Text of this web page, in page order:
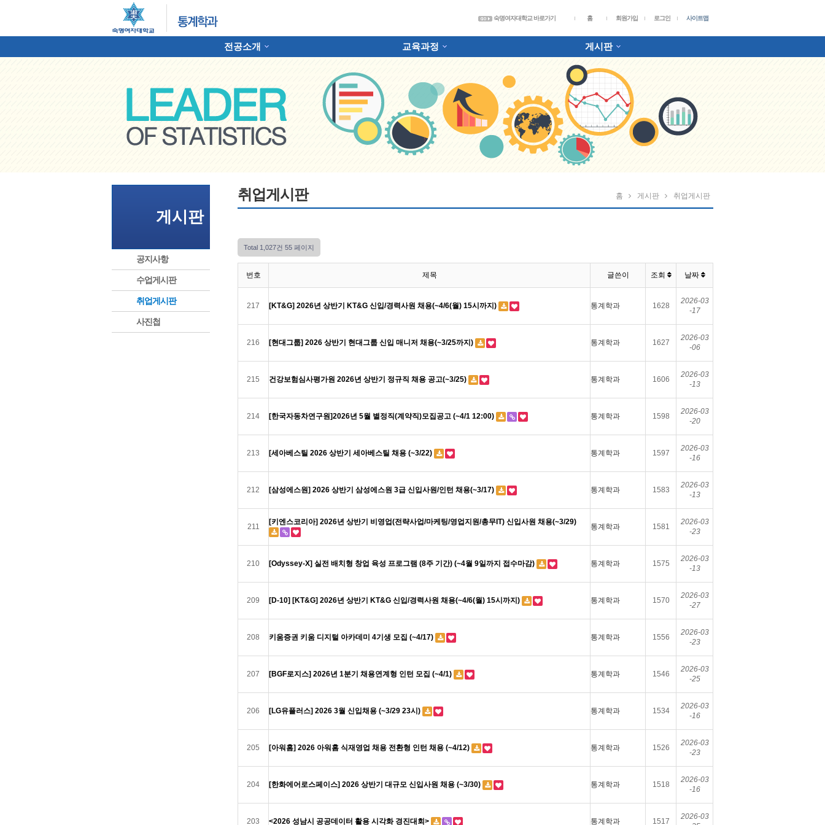
숙명여자대학교 바로가기 홈 회원가입 로그인 사이트맵
전공소개 교육과정 게시판
게시판
공지사항
수업게시판
취업게시판
사진첩
취업게시판 홈 게시판 취업게시판
Total 1,027건 55 페이지
번호 제목 글쓴이 조회 날짜
217 [KT&G] 2026년 상반기 KT&G 신입/경력사원 채용(~4/6(월) 15시까지) 통계학과 1628
2026-03
-17
216 [현대그룹] 2026 상반기 현대그룹 신입 매니저 채용(~3/25까지) 통계학과 1627
2026-03
-06
215 건강보험심사평가원 2026년 상반기 정규직 채용 공고(~3/25) 통계학과 1606
2026-03
-13
214 [한국자동차연구원]2026년 5월 별정직(계약직)모집공고 (~4/1 12:00) 통계학과 1598
2026-03
-20
213 [세아베스틸 2026 상반기 세아베스틸 채용 (~3/22) 통계학과 1597
2026-03
-16
212 [삼성에스원] 2026 상반기 삼성에스원 3급 신입사원/인턴 채용(~3/17) 통계학과 1583
2026-03
-13
211
[키엔스코리아] 2026년 상반기 비영업(전략사업/마케팅/영업지원/총무IT) 신입사원 채용(~3/29)
통계학과 1581
2026-03
-23
210 [Odyssey-X] 실전 배치형 창업 육성 프로그램 (8주 기간) (~4월 9일까지 접수마감) 통계학과 1575
2026-03
-13
209 [D-10] [KT&G] 2026년 상반기 KT&G 신입/경력사원 채용(~4/6(월) 15시까지) 통계학과 1570
2026-03
-27
208 키움증권 키움 디지털 아카데미 4기생 모집 (~4/17) 통계학과 1556
2026-03
-23
207 [BGF로지스] 2026년 1분기 채용연계형 인턴 모집 (~4/1) 통계학과 1546
2026-03
-25
206 [LG유플러스] 2026 3월 신입채용 (~3/29 23시) 통계학과 1534
2026-03
-16
205 [아워홈] 2026 아워홈 식재영업 채용 전환형 인턴 채용 (~4/12) 통계학과 1526
2026-03
-23
204 [한화에어로스페이스] 2026 상반기 대규모 신입사원 채용 (~3/30) 통계학과 1518
2026-03
-16
203 <2026 성남시 공공데이터 활용 시각화 경진대회> 통계학과 1517
2026-03